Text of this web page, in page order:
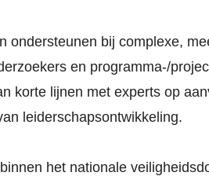
ondersteunen bij complexe,
en programma-/
korte lijnen met experts op
leiderschapsontwikkeling.
het nationale